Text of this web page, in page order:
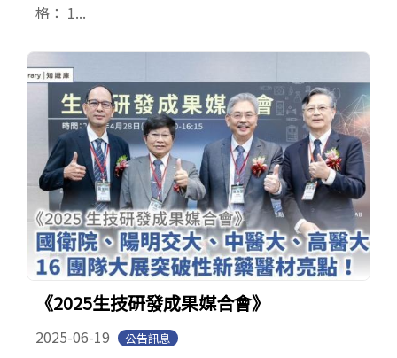
格： 1...
《2025生技研發成果媒合會》
2025-06-19 公告訊息